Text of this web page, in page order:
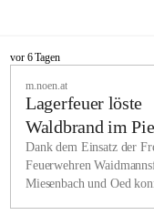
Miesenbach sowie
und urigen
liebenswerten Ort.
groß geschrieben
M
h
vor 6 Tagen
m.noen.at
Lagerfeuer löste
Waldbrand im
aus
Dank dem Einsatz der
Feuerwehren
Miesenbach und Oed